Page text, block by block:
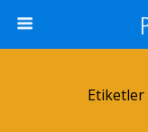
Etiketler